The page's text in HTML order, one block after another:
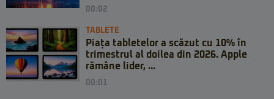
00:02
TABLETE
Piața tabletelor a scăzut cu 10% în
trimestrul al doilea din 2026. Apple
rămâne lider, ...
00:01